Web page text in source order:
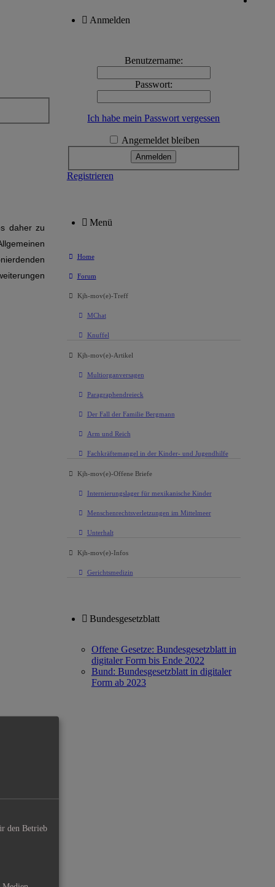
daher zu
Anmelden
Benutzername:
Passwort:
Ich habe mein Passwort vergessen
Angemeldet bleiben
Registrieren
Menü
Home
Forum
Kjh-mov(e)-Treff
MChat
Knuffel
Kjh-mov(e)-Artikel
Multiorganversagen
Paragraphendreieck
Der Fall der Familie Bergmann
Arm und Reich
Fachkräftemangel in der Kinder- und Jugendhilfe
Kjh-mov(e)-Offene Briefe
Internierungslager für mexikanische Kinder
Menschenrechtsverletzungen im Mittelmeer
Unterhalt
Kjh-mov(e)-Infos
Gerichtsmedizin
Bundesgesetzblatt
Offene Gesetze: Bundesgesetzblatt in
digitaler Form bis Ende 2022
Bund: Bundesgesetzblatt in digitaler
Form ab 2023
den Betrieb